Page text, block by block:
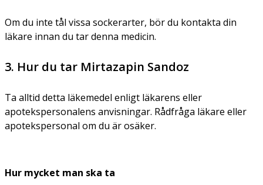
Om du inte tål vissa sockerarter, bör du kontakta din
läkare innan du tar denna medicin.
3. Hur du tar Mirtazapin Sandoz
Ta alltid detta läkemedel enligt läkarens eller
apotekspersonalens anvisningar. Rådfråga läkare eller
apotekspersonal om du är osäker.
Hur mycket man ska ta